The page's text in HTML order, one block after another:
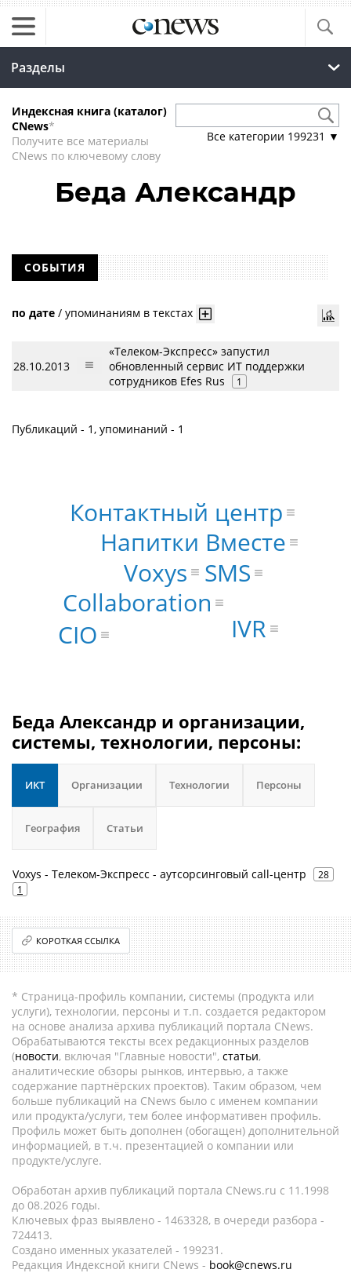
Разделы
Индексная книга (каталог)
CNews*
Получите все материалы
CNews по ключевому слову
Все категории 199231 ▼
Беда Александр
СОБЫТИЯ
по дате / упоминаниям в текстах
28.10.2013
«Телеком-Экспресс» запустил
обновленный сервис ИТ поддержки
сотрудников Efes Rus
1
Публикаций - 1, упоминаний - 1
Voxys
Напитки Вместе
Collaboration
Контактный центр
IVR
SMS
CIO
Беда Александр и организации,
системы, технологии, персоны:
ИКТ Организации Технологии Персоны
География Статьи
Voxys - Телеком-Экспресс - аутсорсинговый call-центр
28
1
КОРОТКАЯ ССЫЛКА
* Страница-профиль компании, системы (продукта или
услуги), технологии, персоны и т.п. создается редактором
на основе анализа архива публикаций портала CNews.
Обрабатываются тексты всех редакционных разделов
(новости, включая "Главные новости", статьи,
аналитические обзоры рынков, интервью, а также
содержание партнёрских проектов). Таким образом, чем
больше публикаций на CNews было с именем компании
или продукта/услуги, тем более информативен профиль.
Профиль может быть дополнен (обогащен) дополнительной
информацией, в т.ч. презентацией о компании или
продукте/услуге.
Обработан архив публикаций портала CNews.ru c 11.1998
до 08.2026 годы.
Ключевых фраз выявлено - 1463328, в очереди разбора -
724413.
Создано именных указателей - 199231.
Редакция Индексной книги CNews - book@cnews.ru